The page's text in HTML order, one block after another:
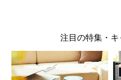
注目の特集・